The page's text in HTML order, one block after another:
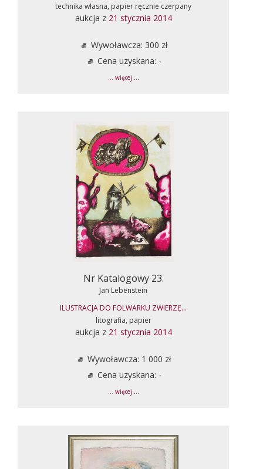
technika własna, papier ręcznie czerpany
aukcja z 21 stycznia 2014
Wywoławcza: 300 zł
Cena uzyskana: -
... więcej ...
Nr Katalogowy 23.
Jan Lebenstein
ILUSTRACJA DO FOLWARKU ZWIERZĘ...
litografia, papier
aukcja z 21 stycznia 2014
Wywoławcza: 1 000 zł
Cena uzyskana: -
... więcej ...